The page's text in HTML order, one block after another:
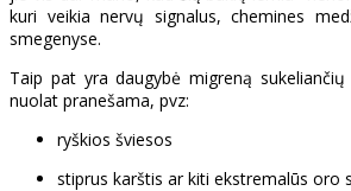
kuri veikia nervų signalus, chemines
smegenyse.
Taip pat yra daugybė migreną
nuolat pranešama, pvz:
ryškios šviesos
stiprus karštis ar kiti ekstremalūs oro